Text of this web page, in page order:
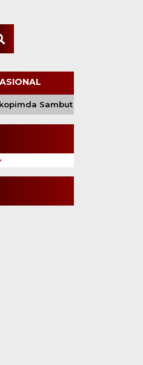
Sambut Kunjungan